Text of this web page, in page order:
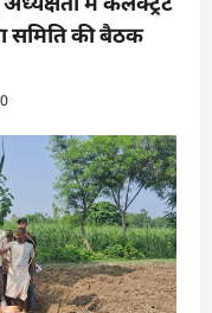
समिति की बैठक
0